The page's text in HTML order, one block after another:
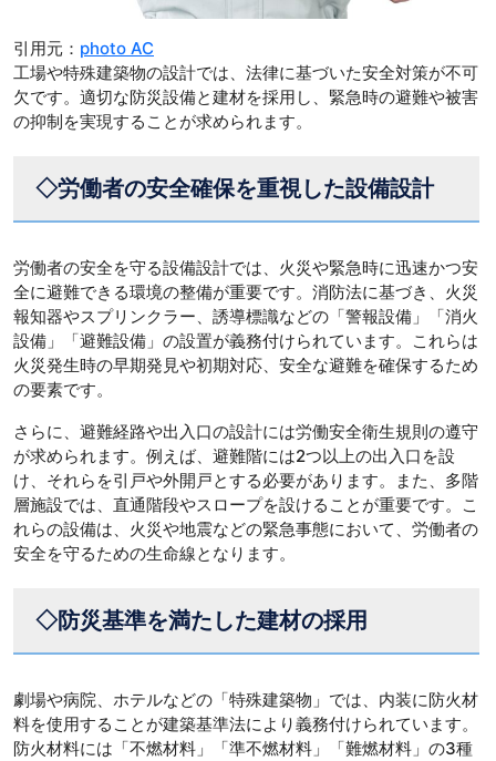
引用元： photo AC
工場や特殊建築物の設計では、法律に基づいた安全対策が不可
欠です。適切な防災設備と建材を採用し、緊急時の避難や被害
の抑制を実現することが求められます。
◇労働者の安全確保を重視した設備設計
労働者の安全を守る設備設計では、火災や緊急時に迅速かつ安
全に避難できる環境の整備が重要です。消防法に基づき、火災
報知器やスプリンクラー、誘導標識などの「警報設備」「消火
設備」「避難設備」の設置が義務付けられています。これらは
火災発生時の早期発見や初期対応、安全な避難を確保するため
の要素です。
さらに、避難経路や出入口の設計には労働安全衛生規則の遵守
が求められます。例えば、避難階には2つ以上の出入口を設
け、それらを引戸や外開戸とする必要があります。また、多階
層施設では、直通階段やスロープを設けることが重要です。こ
れらの設備は、火災や地震などの緊急事態において、労働者の
安全を守るための生命線となります。
◇防災基準を満たした建材の採用
劇場や病院、ホテルなどの「特殊建築物」では、内装に防火材
料を使用することが建築基準法により義務付けられています。
防火材料には「不燃材料」「準不燃材料」「難燃材料」の3種